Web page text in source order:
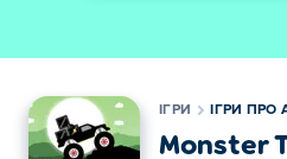
ІГРИ ІГРИ ПРО
Monster